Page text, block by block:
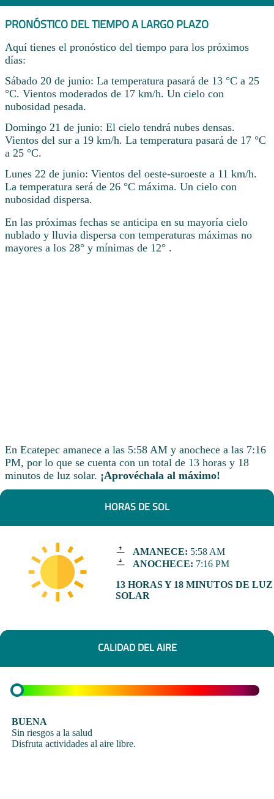
PRONÓSTICO DEL TIEMPO A LARGO PLAZO
Aquí tienes el pronóstico del tiempo para los próximos
días:
Sábado 20 de junio: La temperatura pasará de 13 °C a 25
°C. Vientos moderados de 17 km/h. Un cielo con
nubosidad pesada.
Domingo 21 de junio: El cielo tendrá nubes densas.
Vientos del sur a 19 km/h. La temperatura pasará de 17 °C
a 25 °C.
Lunes 22 de junio: Vientos del oeste-suroeste a 11 km/h.
La temperatura será de 26 °C máxima. Un cielo con
nubosidad dispersa.
En las próximas fechas se anticipa en su mayoría cielo
nublado y lluvia dispersa con temperaturas máximas no
mayores a los 28° y mínimas de 12° .
En Ecatepec amanece a las 5:58 AM y anochece a las 7:16
PM, por lo que se cuenta con un total de 13 horas y 18
minutos de luz solar. ¡Aprovéchala al máximo!
HORAS DE SOL
AMANECE: 5:58 AM
ANOCHECE: 7:16 PM
13 HORAS Y 18 MINUTOS DE LUZ
SOLAR
CALIDAD DEL AIRE
BUENA
Sin riesgos a la salud
Disfruta actividades al aire libre.